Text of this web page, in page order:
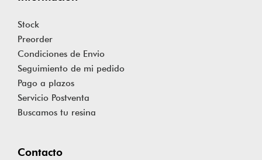
Contacto
Stock
Preorder
Condiciones de Envio
Seguimiento de mi pedido
Pago a plazos
Servicio Postventa
Buscamos tu resina